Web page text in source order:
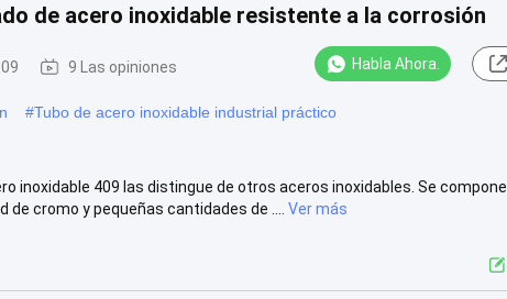
de acero inoxidable resistente a la corrosión
9 Las opiniones Habla Ahora.
#Tubo de acero inoxidable industrial práctico
inoxidable 409 las distingue de otros aceros inoxidables. Se compone
cromo y pequeñas cantidades de ....
Ver más